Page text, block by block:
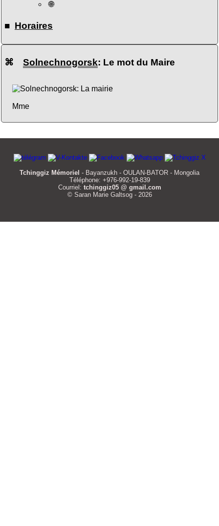
🌐
■ Horaires
⌘ Solnechnogorsk: Le mot du Maire
Mme
Tchinggiz Mémoriel - Bayanzukh - OULAN-BATOR - Mongolia
Téléphone: +976-992-19-839
Courriel: tchinggiz05 @ gmail.com
© Saran Marie Galtsog - 2026